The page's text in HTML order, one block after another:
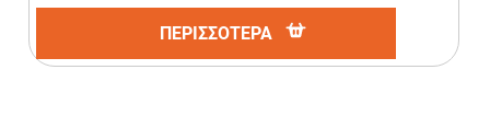
ΠΕΡΙΣΣΟΤΕΡΑ